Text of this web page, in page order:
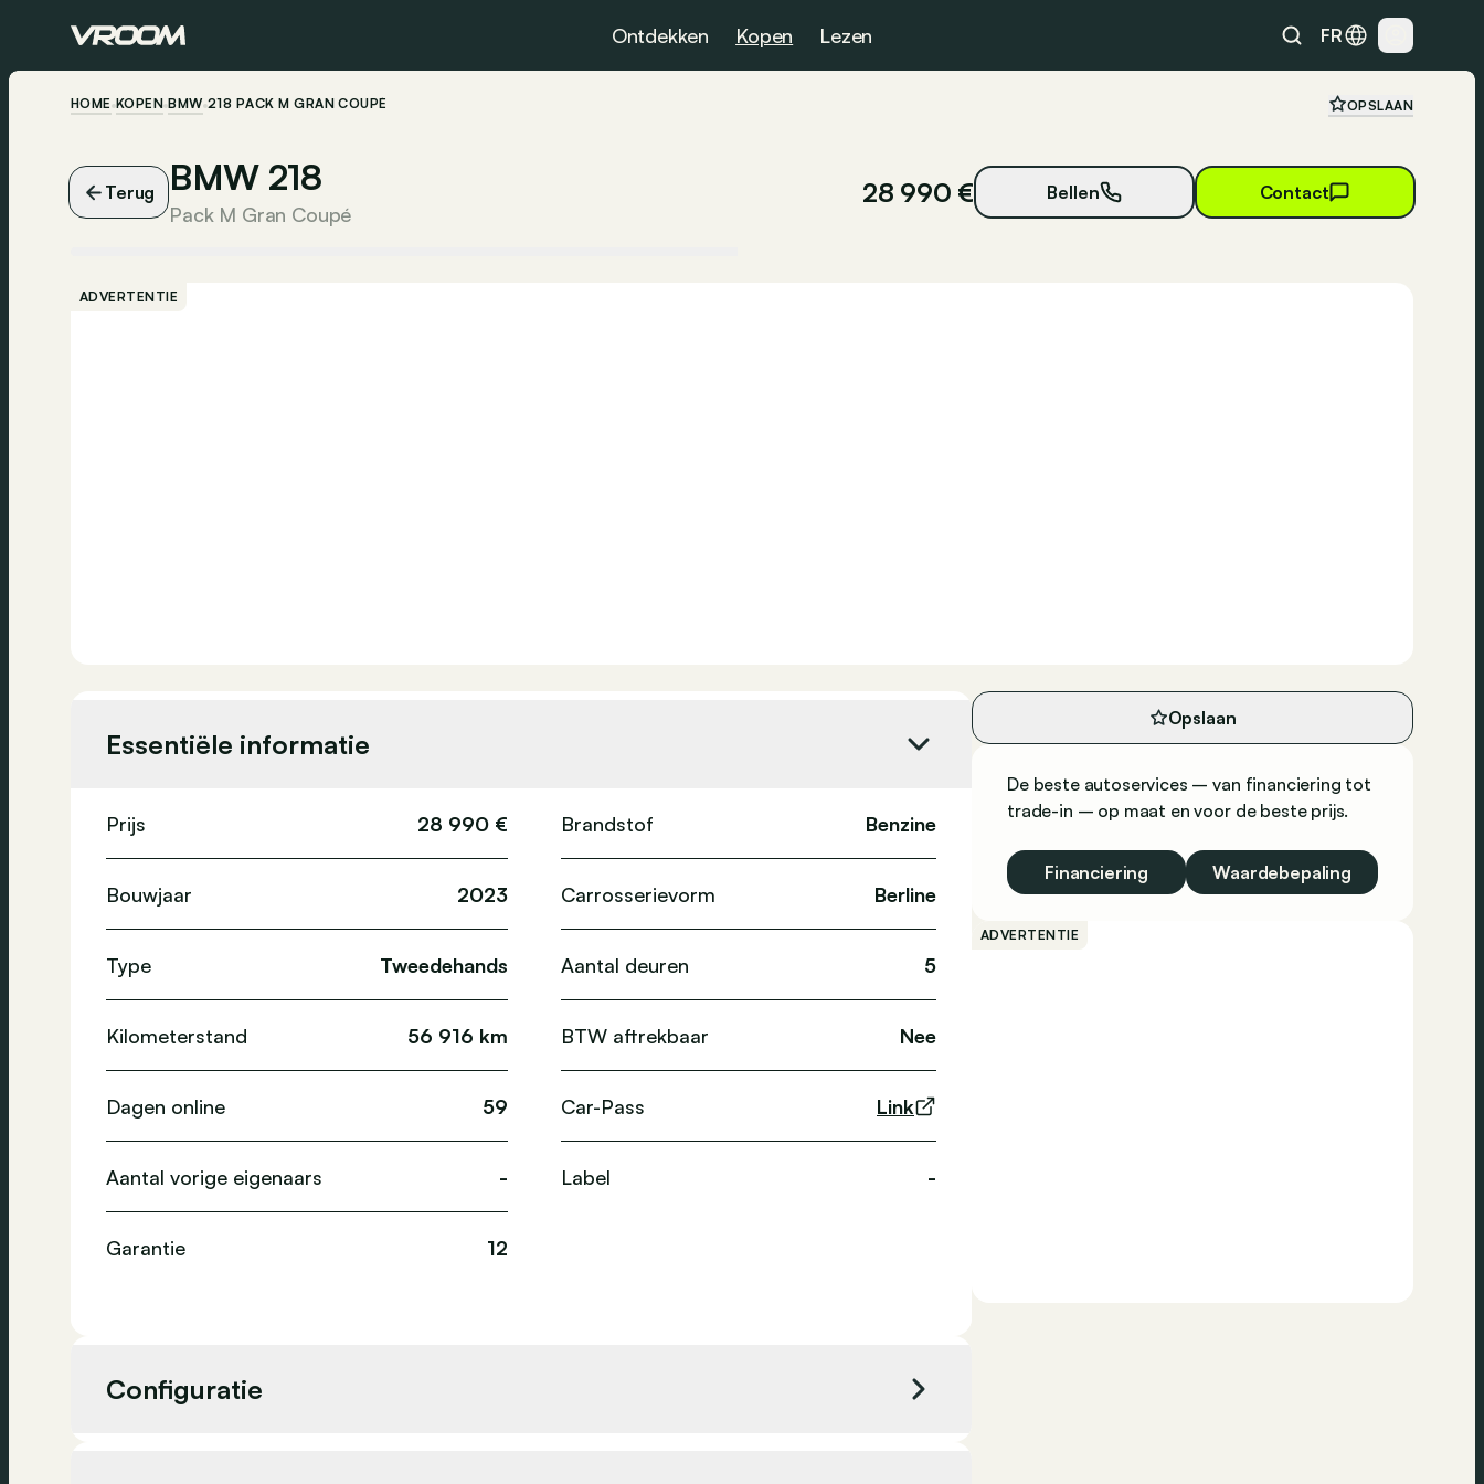
Ontdekken Kopen Lezen FR
HOME KOPEN BMW 218 PACK M GRAN COUPÉ OPSLAAN
Terug BMW 218
Pack M Gran Coupé
28 990 € Bellen
Contact
ADVERTENTIE
Essentiële informatie
Prijs 28 990 €
Bouwjaar 2023
Type Tweedehands
Kilometerstand 56 916 km
Dagen online 59
Aantal vorige eigenaars -
Garantie 12
Brandstof Benzine
Carrosserievorm Berline
Aantal deuren 5
BTW aftrekbaar Nee
Car-Pass Link
Label -
Configuratie
Opslaan
De beste autoservices – van financiering tot
trade-in – op maat en voor de beste prijs.
Financiering Waardebepaling
ADVERTENTIE